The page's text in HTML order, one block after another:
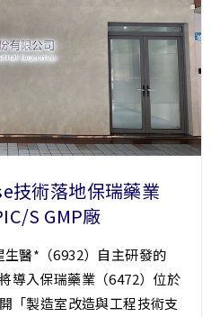
技術落地保瑞藥業
S GMP廠
醫*（6932）自主研發的
導入保瑞藥業（6472）位於
「製造室改造與工程技術支